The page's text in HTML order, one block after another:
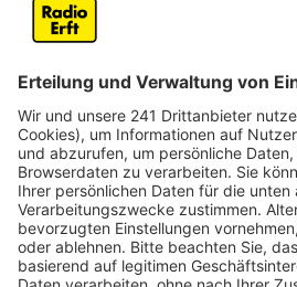
In Pulheim hat der Bachverband
Hochwasser im Pulheimer Bach
Nebengewässern verhindert. Alle
hauptamtlichen Mitarbeiter seien
und hätten mit Ausrüstung und
Punkte besetzt, heißt es vom
wurde auch die 40 Zentimeter
Dreirohrdüker/Pletschmühle mit
Dammbalken geschlossen. Über
entwässert der Pulheimer Bach